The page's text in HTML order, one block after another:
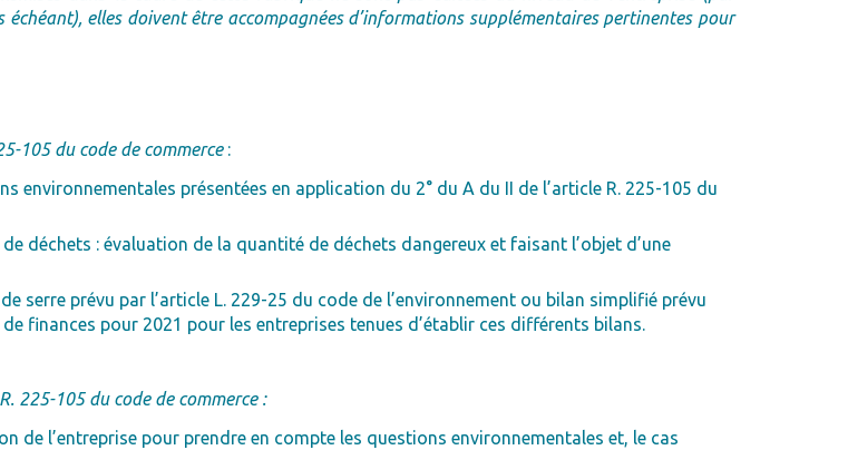
elles doivent être accompagnées d’informations supplémentaires pertinentes pour
105 du code de commerce:
environnementales présentées en application du 2° du A du II de l’article R. 225-105 du
déchets : évaluation de la quantité de déchets dangereux et faisant l’objet d’une
serre prévu par l’article L. 229-25 du code de l’environnement ou bilan simplifié prévu
finances pour 2021 pour les entreprises tenues d’établir ces différents bilans.
225-105 du code de commerce :
de l’entreprise pour prendre en compte les questions environnementales et, le cas